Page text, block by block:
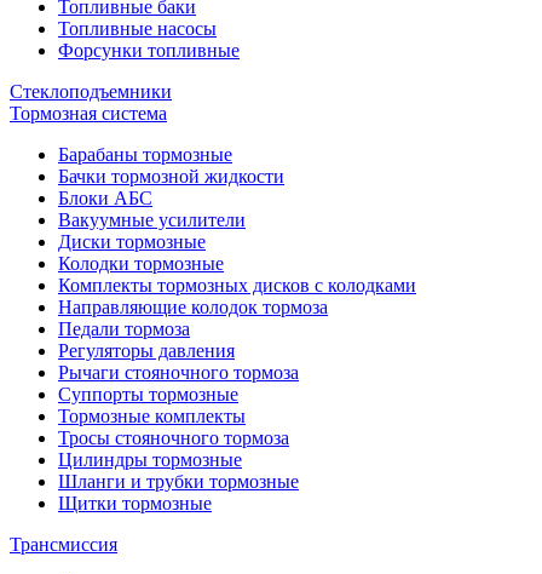
Топливные баки
Топливные насосы
Форсунки топливные
Стеклоподъемники
Тормозная система
Барабаны тормозные
Бачки тормозной жидкости
Блоки АБС
Вакуумные усилители
Диски тормозные
Колодки тормозные
Комплекты тормозных дисков с колодками
Направляющие колодок тормоза
Педали тормоза
Регуляторы давления
Рычаги стояночного тормоза
Суппорты тормозные
Тормозные комплекты
Тросы стояночного тормоза
Цилиндры тормозные
Шланги и трубки тормозные
Щитки тормозные
Трансмиссия